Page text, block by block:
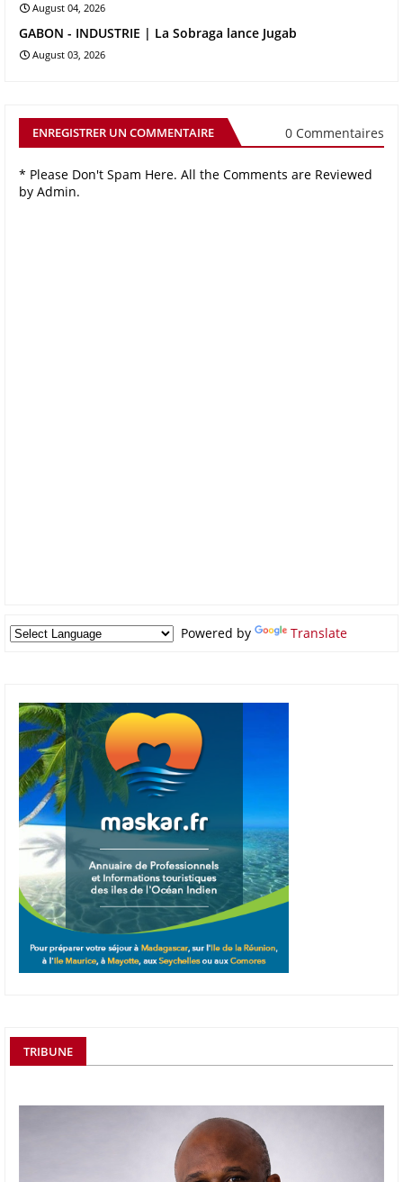
August 04, 2026
GABON - INDUSTRIE | La Sobraga lance Jugab
August 03, 2026
ENREGISTRER UN COMMENTAIRE 0 Commentaires
* Please Don't Spam Here. All the Comments are Reviewed
by Admin.
Powered by Translate
TRIBUNE